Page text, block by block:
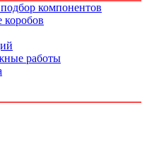
компонентов
коробов
работы